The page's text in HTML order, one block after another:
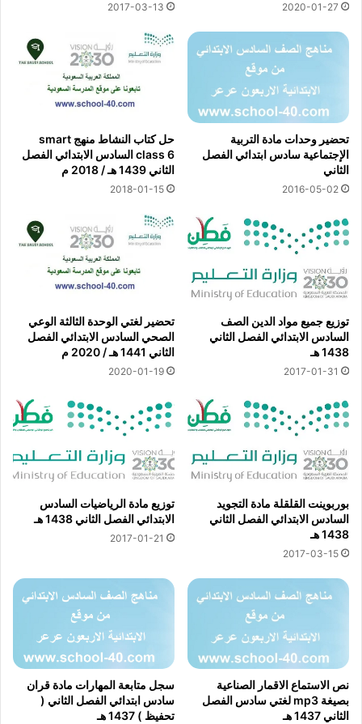
2020-01-27
2017-03-13
تحضير وحدات مادة التربية
الإجتماعية سادس ابتدائي الفصل
الثاني
2016-05-02
حل كتاب النشاط منهج smart
class 6 السادس الابتدائي الفصل
الثاني 1439 هـ / 2018 م
2018-01-15
توزيع جميع مواد الدين الصف
السادس الابتدائي الفصل الثاني
1438 هـ
2017-01-31
تحضير لغتي الوحدة الثالثة الوعي
الصحي السادس الابتدائي الفصل
الثاني 1441 هـ / 2020 م
2020-01-19
بوربوينت القلقلة مادة التجويد
السادس الابتدائي الفصل الثاني
1438 هـ
2017-03-15
توزيع مادة الرياضيات السادس
الابتدائي الفصل الثاني 1438 هـ
2017-01-21
نص الاستماع الاقمار الصناعية
بصيغة mp3 لغتي سادس الفصل
الثاني 1437 هـ
سجل متابعة المهارات مادة قران
سادس ابتدائي الفصل الثاني (
تحفيظ ) 1437 هـ